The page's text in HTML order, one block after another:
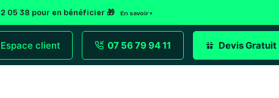
05 38 pour en bénéficier 🎁 En savoir +
Espace client 07 56 79 94 11 Devis Gratuit